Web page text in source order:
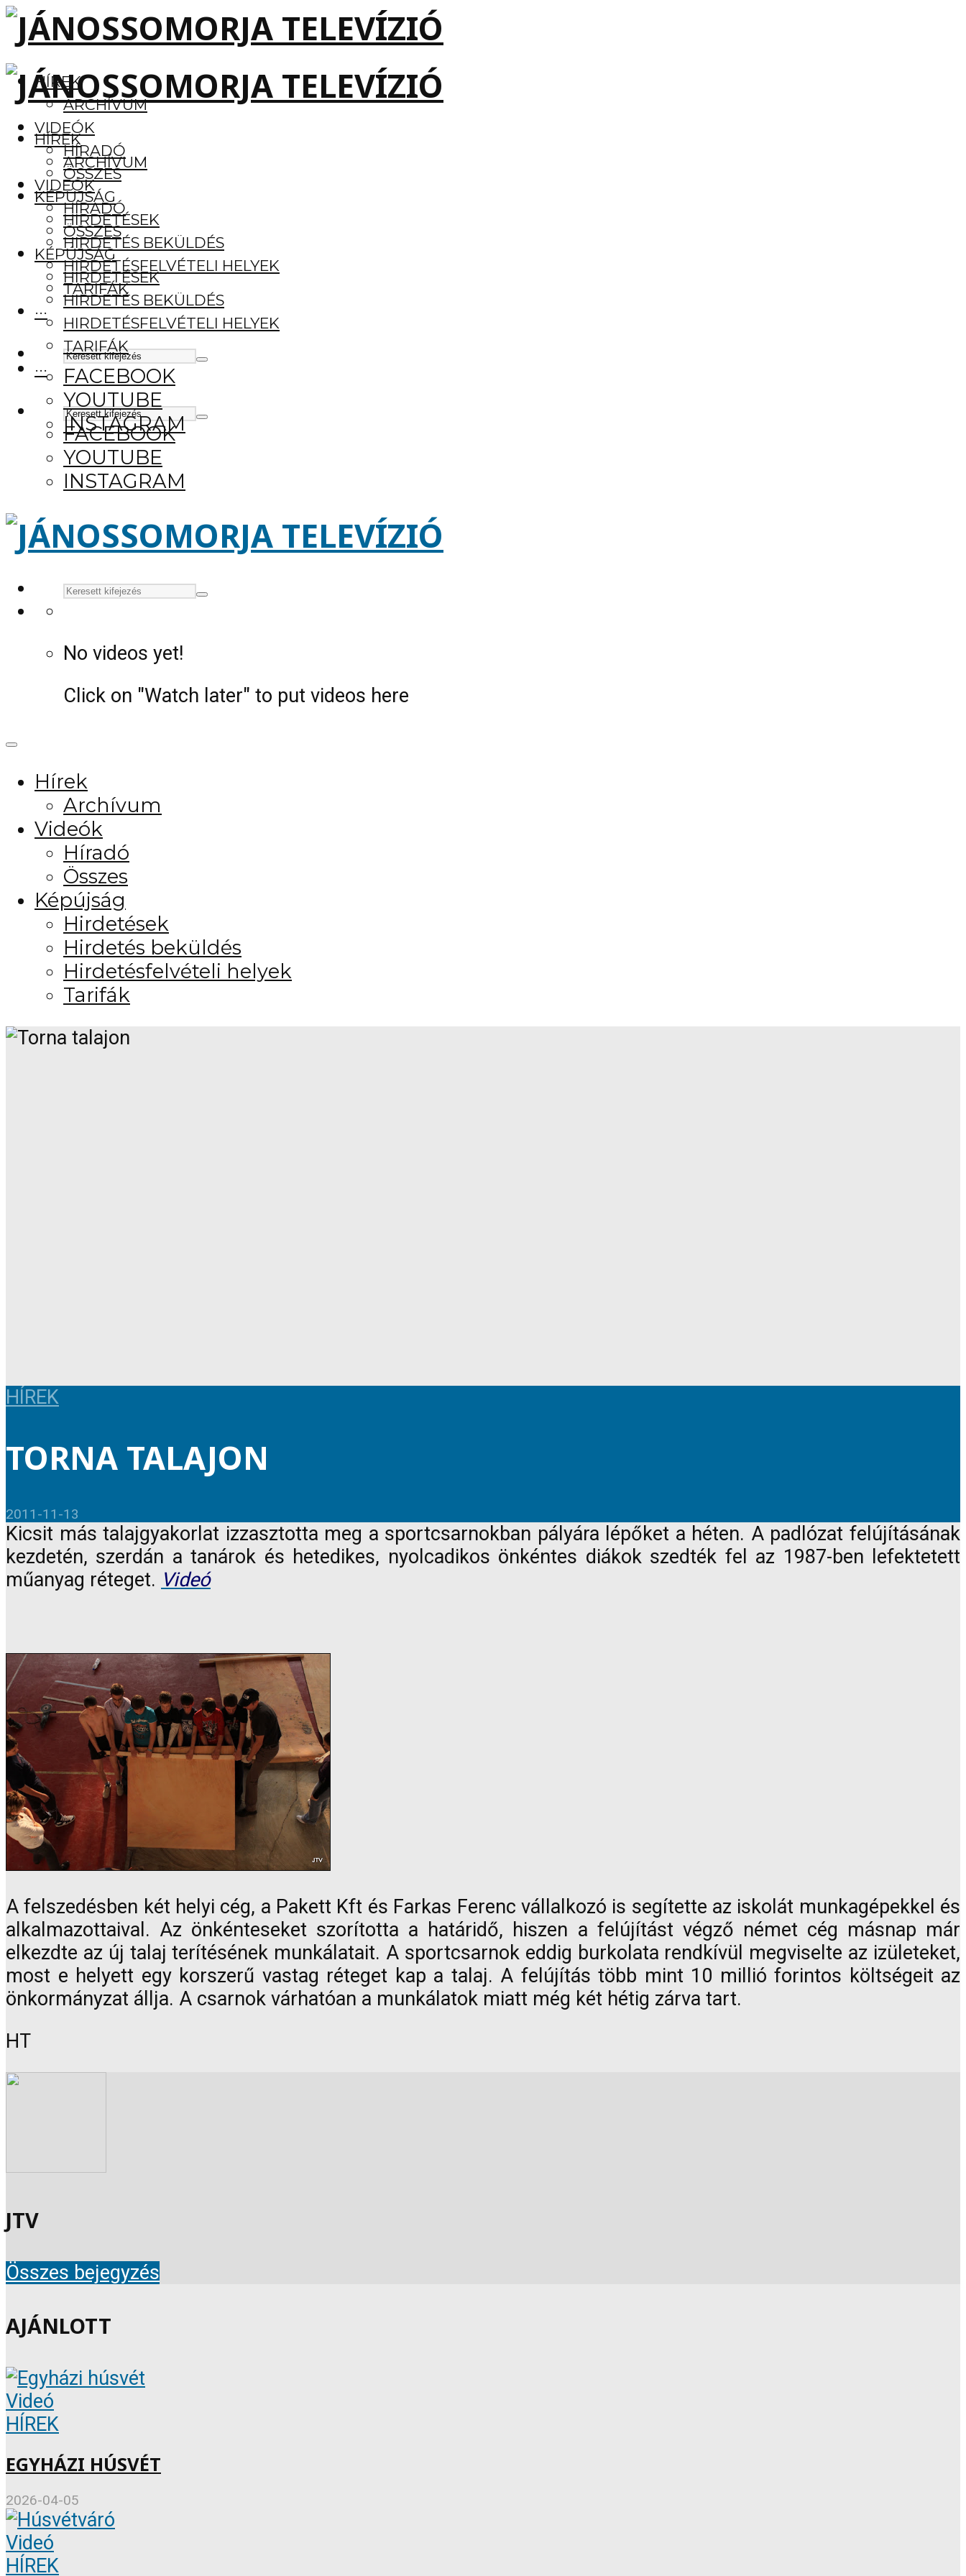
HÍREK
ARCHÍVUM
VIDEÓK
HÍRADÓ
ÖSSZES
KÉPÚJSÁG
HIRDETÉSEK
HIRDETÉS BEKÜLDÉS
HIRDETÉSFELVÉTELI HELYEK
TARIFÁK
···
FACEBOOK
YOUTUBE
INSTAGRAM
HÍREK
ARCHÍVUM
VIDEÓK
HÍRADÓ
ÖSSZES
KÉPÚJSÁG
HIRDETÉSEK
HIRDETÉS BEKÜLDÉS
HIRDETÉSFELVÉTELI HELYEK
TARIFÁK
···
FACEBOOK
YOUTUBE
INSTAGRAM
No videos yet!
Click on "Watch later" to put videos here
Hírek
Archívum
Videók
Híradó
Összes
Képújság
Hirdetések
Hirdetés beküldés
Hirdetésfelvételi helyek
Tarifák
HÍREK
TORNA TALAJON
2011-11-13
Kicsit más talajgyakorlat izzasztotta meg a sportcsarnokban pályára lépőket a héten. A padlózat felújításának
kezdetén, szerdán a tanárok és hetedikes, nyolcadikos önkéntes diákok szedték fel az 1987-ben lefektetett
műanyag réteget. Videó
A felszedésben két helyi cég, a Pakett Kft és Farkas Ferenc vállalkozó is segítette az iskolát munkagépekkel és
alkalmazottaival. Az önkénteseket szorította a határidő, hiszen a felújítást végző német cég másnap már
elkezdte az új talaj terítésének munkálatait. A sportcsarnok eddig burkolata rendkívül megviselte az izületeket,
most e helyett egy korszerű vastag réteget kap a talaj. A felújítás több mint 10 millió forintos költségeit az
önkormányzat állja. A csarnok várhatóan a munkálatok miatt még két hétig zárva tart.
HT
JTV
Összes bejegyzés
AJÁNLOTT
Videó
HÍREK
EGYHÁZI HÚSVÉT
2026-04-05
Videó
HÍREK